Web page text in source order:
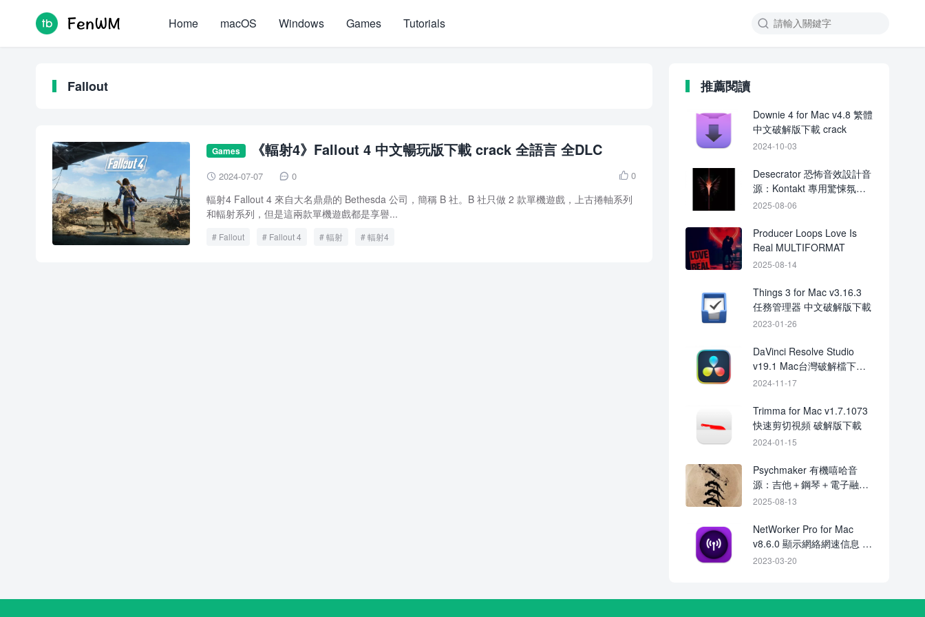

Home macOS Windows Games Tutorials
Fallout
Games 《輻射4》Fallout 4 中文暢玩版下載 crack 全語言 全DLC
 2024-07-07  0  0
輻射4 Fallout 4 來自大名鼎鼎的 Bethesda 公司，簡稱 B 社。B 社只做 2 款單機遊戲，上古捲軸系列
和輻射系列，但是這兩款單機遊戲都是享譽...
Fallout Fallout 4 輻射 輻射4
推薦閱讀
Downie 4 for Mac v4.8 繁體
中文破解版下載 crack
2024-10-03
Desecrator 恐怖音效設計音
源：Kontakt 專用驚悚氛圍
＋上升音＋打擊音包
2025-08-06
Producer Loops Love Is
Real MULTIFORMAT
2025-08-14
Things 3 for Mac v3.16.3
任務管理器 中文破解版下載
2023-01-26
DaVinci Resolve Studio
v19.1 Mac台灣破解檔下載
crack
2024-11-17
Trimma for Mac v1.7.1073
快速剪切視頻 破解版下載
2024-01-15
Psychmaker 有機嘻哈音
源：吉他＋鋼琴＋電子融合
取樣下載
2025-08-13
NetWorker Pro for Mac
v8.6.0 顯示網絡網速信息 中
文破解版下載
2023-03-20